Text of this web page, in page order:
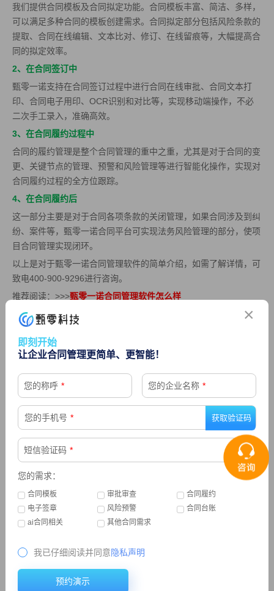
我们提供合同模板及合同拟定功能。合同模板丰富、简洁、多样，
可以满足多种合同的模板创建需求。合同拟定部分包括风险条款的
提取、合同在线编辑、文本比对、修订、在线留痕等，大幅提高合
同的拟定效率。
2、在合同签订中
甄零一诺支持在合同签订过程中进行合同在线审批、合同文本打
印、合同电子用印、OCR识别和对比等，实现移动端操作，不必
二次手工录入，准确高效。
3、在合同履约过程中
合同的履约管理是整个合同管理的重中之重，尤其是对于合同的变
更、关键节点的管理、预警和风险管理等进行智能化操作，实现对
合同履约过程的全方位跟踪。
4、在合同履约后
这一部分主要是对于合同各项条款的关闭管理，如果合同涉及到纠
纷、案件等，甄零一诺合同平台可实现法务风险管理的部分，使项
目合同管理实现闭环。
以上是对于甄零一诺合同管理软件的简单介绍，如需了解详情，可
致电400-900-9296进行咨询。
推荐阅读：>>>甄零一诺合同管理软件怎么样
下一篇：企业如何建立专业的合同管理体系
1 门店租赁行业怎样管理合同
3 法务如何防范合同管理中的风险
即刻开始
让企业合同管理更简单、更智能！
您的称呼 * 您的企业名称 *
您的手机号 *
短信验证码 *
您的需求：
合同模板 审批审查
合同履约
电子签章
风险预警
合同台账
ai合同相关
其他合同需求
我已仔细阅读并同意隐私声明
预约演示
×